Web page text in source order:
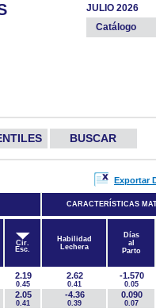
JULIO 2026
Catálogo
BUSCAR
Exportar
CARACTERÍSTICAS
Cir.
Esc.
Habilidad
Lechera
Días
al
Parto
2.19
0.45
2.62
0.41
-1.570
0.05
2.05
0.41
-4.36
0.39
0.090
0.07